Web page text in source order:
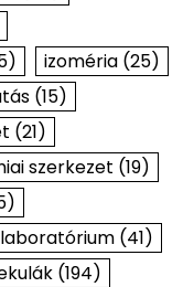
izoméria(25)
(15)
(21)
szerkezet (19)
laboratórium(41)
(194)